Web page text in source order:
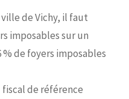
de Vichy, il faut
imposables sur un
% de foyers imposables
fiscal de référence